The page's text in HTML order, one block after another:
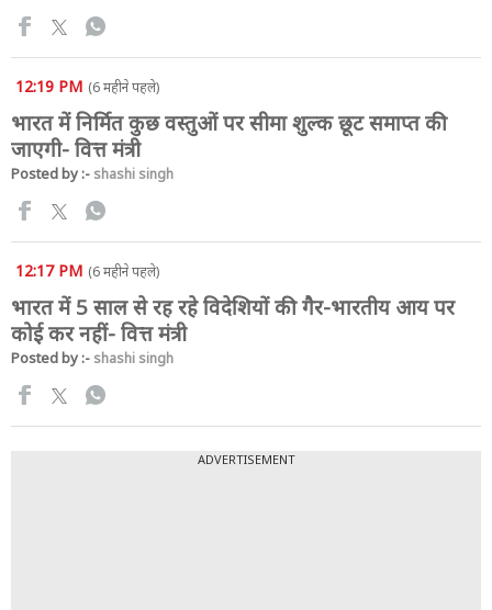
12:19 PM (6 महीने पहले)
भारत में निर्मित कुछ वस्तुओं पर सीमा शुल्क छूट समाप्त की
जाएगी- वित्त मंत्री
Posted by :- shashi singh
12:17 PM (6 महीने पहले)
भारत में 5 साल से रह रहे विदेशियों की गैर-भारतीय आय पर
कोई कर नहीं- वित्त मंत्री
Posted by :- shashi singh
ADVERTISEMENT